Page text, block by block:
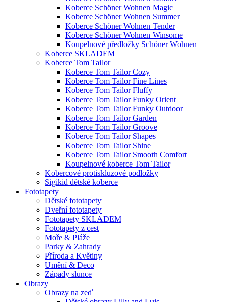
Koberce Schöner Wohnen Magic
Koberce Schöner Wohnen Summer
Koberce Schöner Wohnen Tender
Koberce Schöner Wohnen Winsome
Koupelnové předložky Schöner Wohnen
Koberce SKLADEM
Koberce Tom Tailor
Koberce Tom Tailor Cozy
Koberce Tom Tailor Fine Lines
Koberce Tom Tailor Fluffy
Koberce Tom Tailor Funky Orient
Koberce Tom Tailor Funky Outdoor
Koberce Tom Tailor Garden
Koberce Tom Tailor Groove
Koberce Tom Tailor Shapes
Koberce Tom Tailor Shine
Koberce Tom Tailor Smooth Comfort
Koupelnové koberce Tom Tailor
Kobercové protiskluzové podložky
Sigikid dětské koberce
Fototapety
Dětské fototapety
Dveřní fototapety
Fototapety SKLADEM
Fototapety z cest
Moře & Pláže
Parky & Zahrady
Příroda a Květiny
Umění & Deco
Západy slunce
Obrazy
Obrazy na zeď